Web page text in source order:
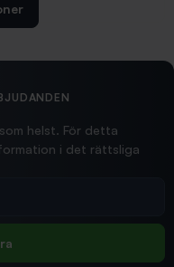
2026/02/19
och bra...
helst. För detta
i det rättsliga